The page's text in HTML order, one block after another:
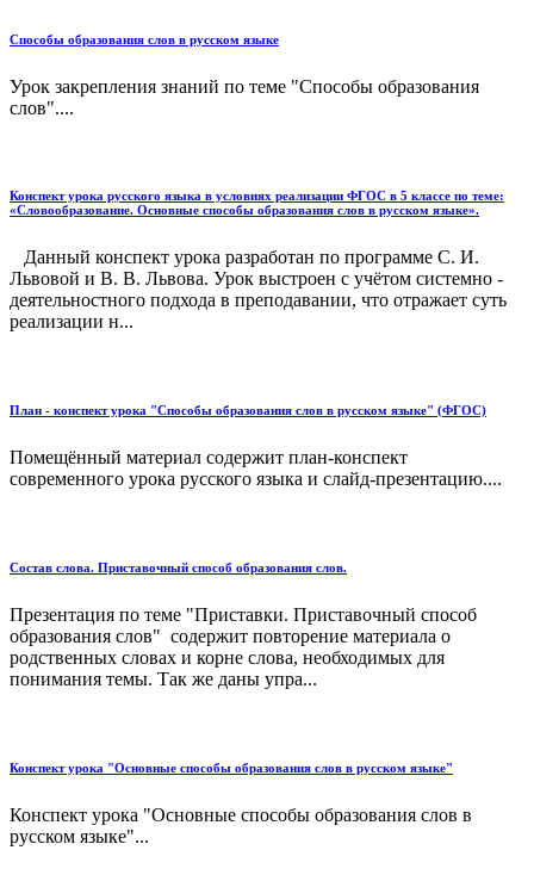
Способы образования слов в русском языке
Урок закрепления знаний по теме "Способы образования
слов"....
Конспект урока русского языка в условиях реализации ФГОС в 5 классе по теме:
«Словообразование. Основные способы образования слов в русском языке».
Данный конспект урока разработан по программе С. И.
Львовой и В. В. Львова. Урок выстроен с учётом системно -
деятельностного подхода в преподавании, что отражает суть
реализации н...
План - конспект урока "Способы образования слов в русском языке" (ФГОС)
Помещённый материал содержит план-конспект
современного урока русского языка и слайд-презентацию....
Состав слова. Приставочный способ образования слов.
Презентация по теме "Приставки. Приставочный способ
образования слов" содержит повторение материала о
родственных словах и корне слова, необходимых для
понимания темы. Так же даны упра...
Конспект урока "Основные способы образования слов в русском языке"
Конспект урока "Основные способы образования слов в
русском языке"...